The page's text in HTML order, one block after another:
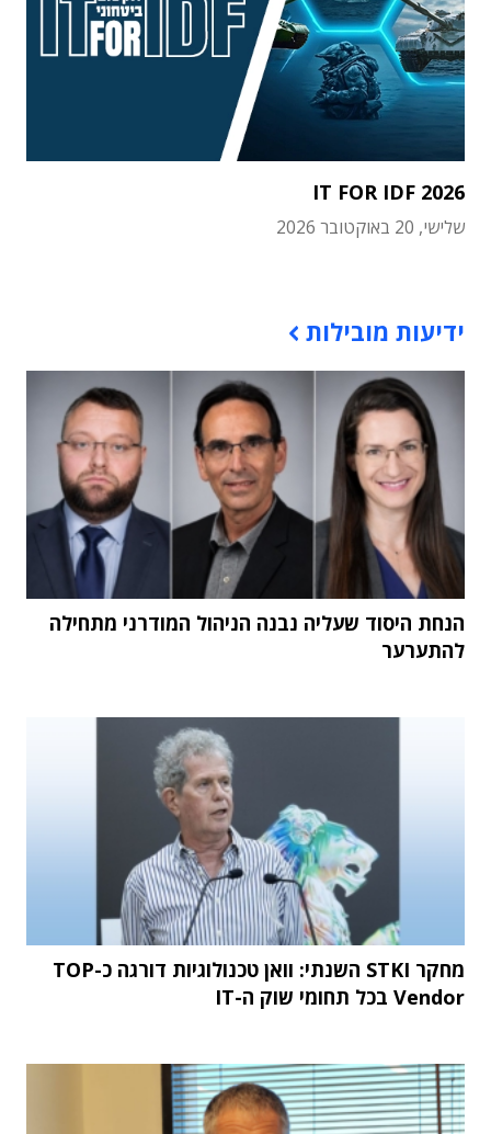
IT FOR IDF 2026
שלישי, 20 באוקטובר 2026
ידיעות מובילות
הנחת היסוד שעליה נבנה הניהול המודרני מתחילה
להתערער
מחקר STKI השנתי: וואן טכנולוגיות דורגה כ-TOP
Vendor בכל תחומי שוק ה-IT